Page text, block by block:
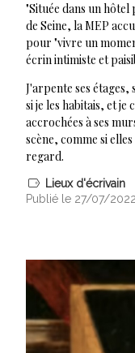
"Située dans un
de Seine, la MEP
pour "vivre un
écrin intimiste et
J'arpente ses étages,
si je les habitais, et
accrochées à ses
scène, comme si
regard.
Lieux d'écrivain
Publié le 27/07/2022